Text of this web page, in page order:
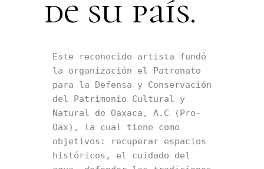
de su país.
Este reconocido artista fundó
la organización el Patronato
para la Defensa y Conservación
del Patrimonio Cultural y
Natural de Oaxaca, A.C (Pro-
Oax), la cual tiene como
objetivos: recuperar espacios
históricos, el cuidado del